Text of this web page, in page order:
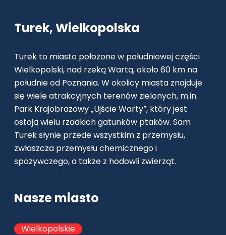
Turek, Wielkopolska
Turek to miasto położone w południowej części
Wielkopolski, nad rzeką Wartą, około 60 km na
południe od Poznania. W okolicy miasta znajduje
się wiele atrakcyjnych terenów zielonych, m.in.
Park Krajobrazowy „Ujście Warty”, który jest
ostoją wielu rzadkich gatunków ptaków. Sam
Turek słynie przede wszystkim z przemysłu,
zwłaszcza przemysłu chemicznego i
spożywczego, a także z hodowli zwierząt.
Nasze miasto
Wielkopolskie